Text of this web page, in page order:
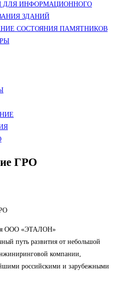
ДЛЯ ИНФОРМАЦИОННОГО
ЗДАНИЙ
СОСТОЯНИЯ ПАМЯТНИКОВ
ГРО
ООО «ЭТАЛОН»
путь развития от небольшой
компании,
российскими и зарубежными